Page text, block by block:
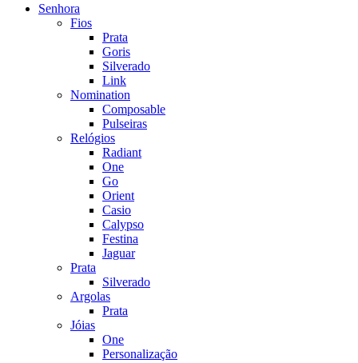
Senhora
Fios
Prata
Goris
Silverado
Link
Nomination
Composable
Pulseiras
Relógios
Radiant
One
Go
Orient
Casio
Calypso
Festina
Jaguar
Prata
Silverado
Argolas
Prata
Jóias
One
Personalização